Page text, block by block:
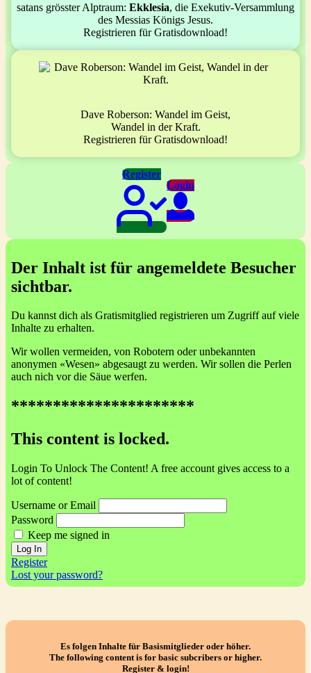
satans grösster Alptraum: Ekklesia, die Exekutiv-Versammlung
des Messias Königs Jesus.
Registrieren für Gratisdownload!
Dave Roberson: Wandel im Geist,
Wandel in der Kraft.
Registrieren für Gratisdownload!
Register
Login
Der Inhalt ist für angemeldete Besucher
sichtbar.
Du kannst dich als Gratismitglied registrieren um Zugriff auf viele
Inhalte zu erhalten.
Wir wollen vermeiden, von Robotern oder unbekannten
anonymen «Wesen» abgesaugt zu werden. Wir sollen die Perlen
auch nich vor die Säue werfen.
**********************
This content is locked.
Login To Unlock The Content! A free account gives access to a
lot of content!
Username or Email
Password
Keep me signed in
Register
Lost your password?
Es folgen Inhalte für Basismitglieder oder höher.
The following content is for basic subcribers or higher.
Register & login!